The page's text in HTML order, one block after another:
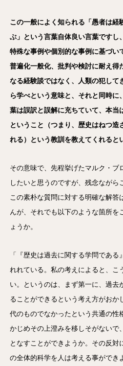
この一般によく知られる「愚者は経
ぶ」という言葉自体良い言葉ですし
特殊な事例や個別的な事例に基づい
普遍化一般化、批判や検討に耐え得
なる経験談ではなく、人類の犯して
ら学べという意味と、それと同時に
葉は誤訳と誤解に充ちていて、本当
ということ（つまり、歴史はねつ造
れる）という教訓を教えてくれると
その意味で、先程挙げたマルク・ブ
したいと思うのですが、残念ながら
この素朴な質問に対する明確な解答
んが、それでも以下のような箇所を
ょうか。
「『歴史は過去に関する学問であ
れれている。私の考えによると、こ
い。というのは、まず第一に、過去
ることができるという考え方がおか
代のものでなかったという共通の性
かじめその上澄みを移しそがないで
となすことができようか。その反対
の全体的科学を人は考える事ができ